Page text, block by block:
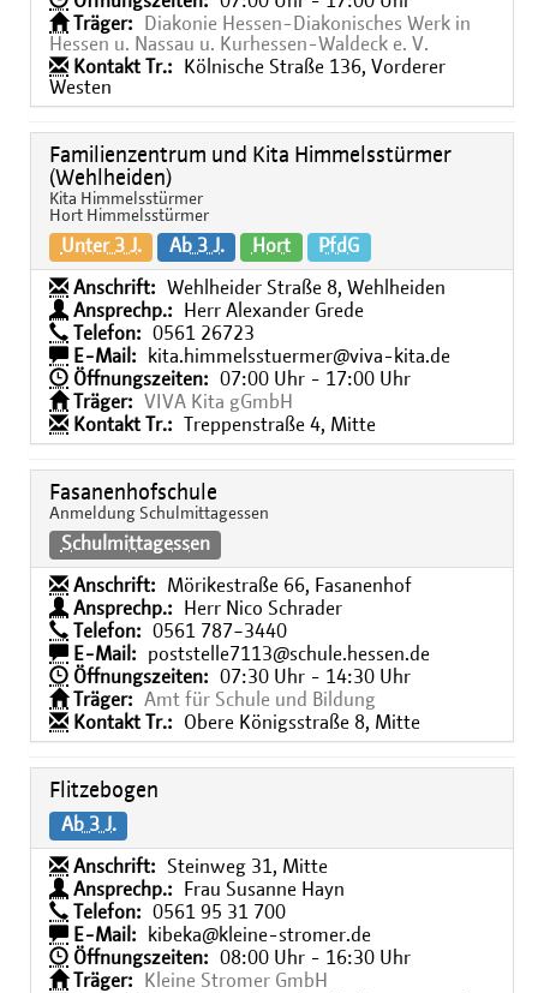
Träger:
Diakonie Hessen-Diakonisches Werk in
Hessen u. Nassau u. Kurhessen-Waldeck e. V.
Kontakt Tr.:
Kölnische Straße 136, Vorderer
Westen
Familienzentrum und Kita Himmelsstürmer
(Wehlheiden)
Kita Himmelsstürmer
Hort Himmelsstürmer
Unter 3 J. Ab 3 J. Hort PfdG
Anschrift:
Wehlheider Straße 8, Wehlheiden
Ansprechp.:
Herr Alexander Grede
Telefon:
0561 26723
E-Mail:
kita.himmelsstuermer@viva-kita.de
Öffnungszeiten:
07:00 Uhr - 17:00 Uhr
Träger:
VIVA Kita gGmbH
Kontakt Tr.:
Treppenstraße 4, Mitte
Fasanenhofschule
Anmeldung Schulmittagessen
Schulmittagessen
Anschrift:
Mörikestraße 66, Fasanenhof
Ansprechp.:
Herr Nico Schrader
Telefon:
0561 787−3440
E-Mail:
poststelle7113@schule.hessen.de
Öffnungszeiten:
07:30 Uhr - 14:30 Uhr
Träger:
Amt für Schule und Bildung
Kontakt Tr.:
Obere Königsstraße 8, Mitte
Flitzebogen
Ab 3 J.
Anschrift:
Steinweg 31, Mitte
Ansprechp.:
Frau Susanne Hayn
Telefon:
0561 95 31 700
E-Mail:
kibeka@kleine-stromer.de
Öffnungszeiten:
08:00 Uhr - 16:30 Uhr
Träger:
Kleine Stromer GmbH